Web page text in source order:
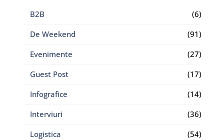
B2B
(6)
De Weekend
(91)
Evenimente
(27)
Guest Post
(17)
Infografice
(14)
Interviuri
(36)
Logistica
(54)